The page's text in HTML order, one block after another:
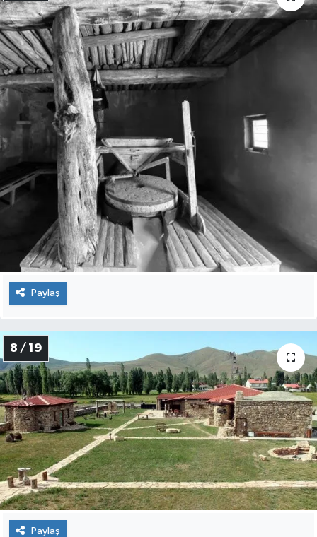
Paylaş
8 / 19
Paylaş